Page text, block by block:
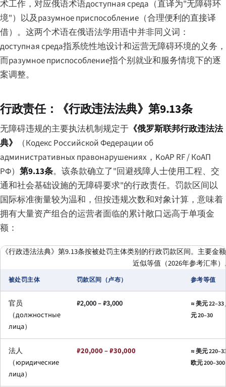
术工作，对应俄语术语доступная среда （直译为"无障碍环
境"）以及разумное приспособление （合理便利的直接译
借）。这两个术语在俄语法学用语中并非同义词：
доступная среда指系统性地设计和运营无障碍环境的义务，
而разумное приспособление指个别就业和服务情境下的逐
案调整。
行政责任：《行政违法法典》第9.13条
无障碍违规的主要执法机制规定于 《俄罗斯联邦行政违法法
典》
（Кодекс Российской Федерации об
административных правонарушениях ，KoAP RF / КоАП
РФ） 第9.13条。该条款确立了"回避残障人士使用工程、交
通和社会基础设施的无障碍要求"的行政责任。罚款区间以
国际标准衡量较为温和，但按违规次数和对象计算，意味着
拥有大量资产组合的运营者面临的累计敞口远高于单项金
额：
《行政违法法典》第9.13条按被处罚主体类别的行政罚款区间。主要金
近似等值（2026年参考汇率
被处罚主体 罚款区间（卢布） 参考等值
官员
（должностные
лица）
₽2,000 – ₽3,000
≈ 美元 22–33
元 20–30
法人
（юридические
лица）
₽20,000 – ₽30,000
≈ 美元
欧元 200–300